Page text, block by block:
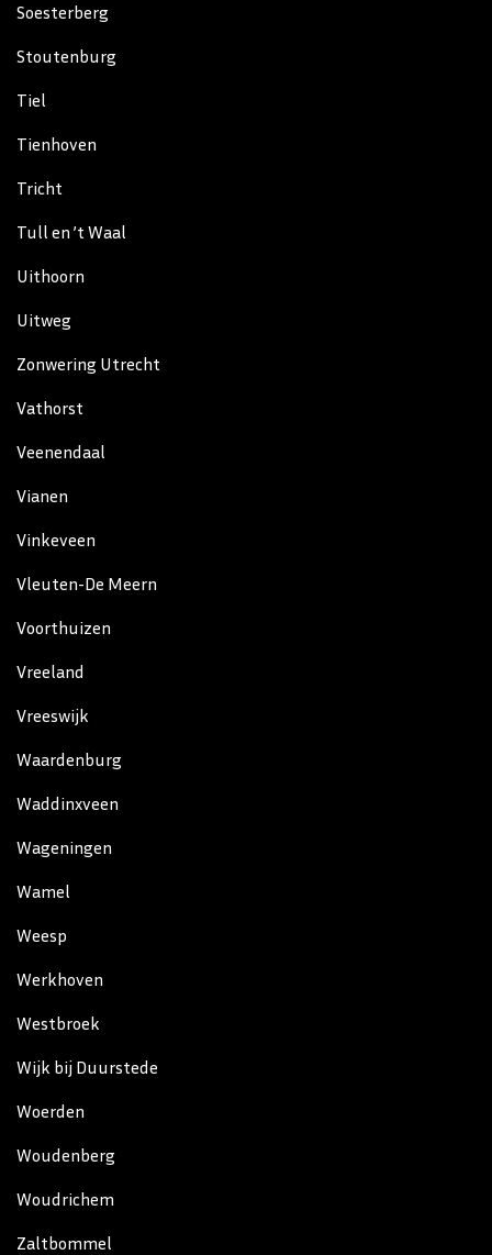
Soesterberg
Stoutenburg
Tiel
Tienhoven
Tricht
Tull en ’t Waal
Uithoorn
Uitweg
Zonwering Utrecht
Vathorst
Veenendaal
Vianen
Vinkeveen
Vleuten-De Meern
Voorthuizen
Vreeland
Vreeswijk
Waardenburg
Waddinxveen
Wageningen
Wamel
Weesp
Werkhoven
Westbroek
Wijk bij Duurstede
Woerden
Woudenberg
Woudrichem
Zaltbommel